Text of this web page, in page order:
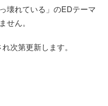
壊れている」のEDテーマ
せん。
次第更新します。